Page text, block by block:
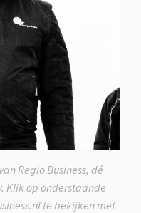
Regio Business, dé
Klik op onderstaande
te bekijken met